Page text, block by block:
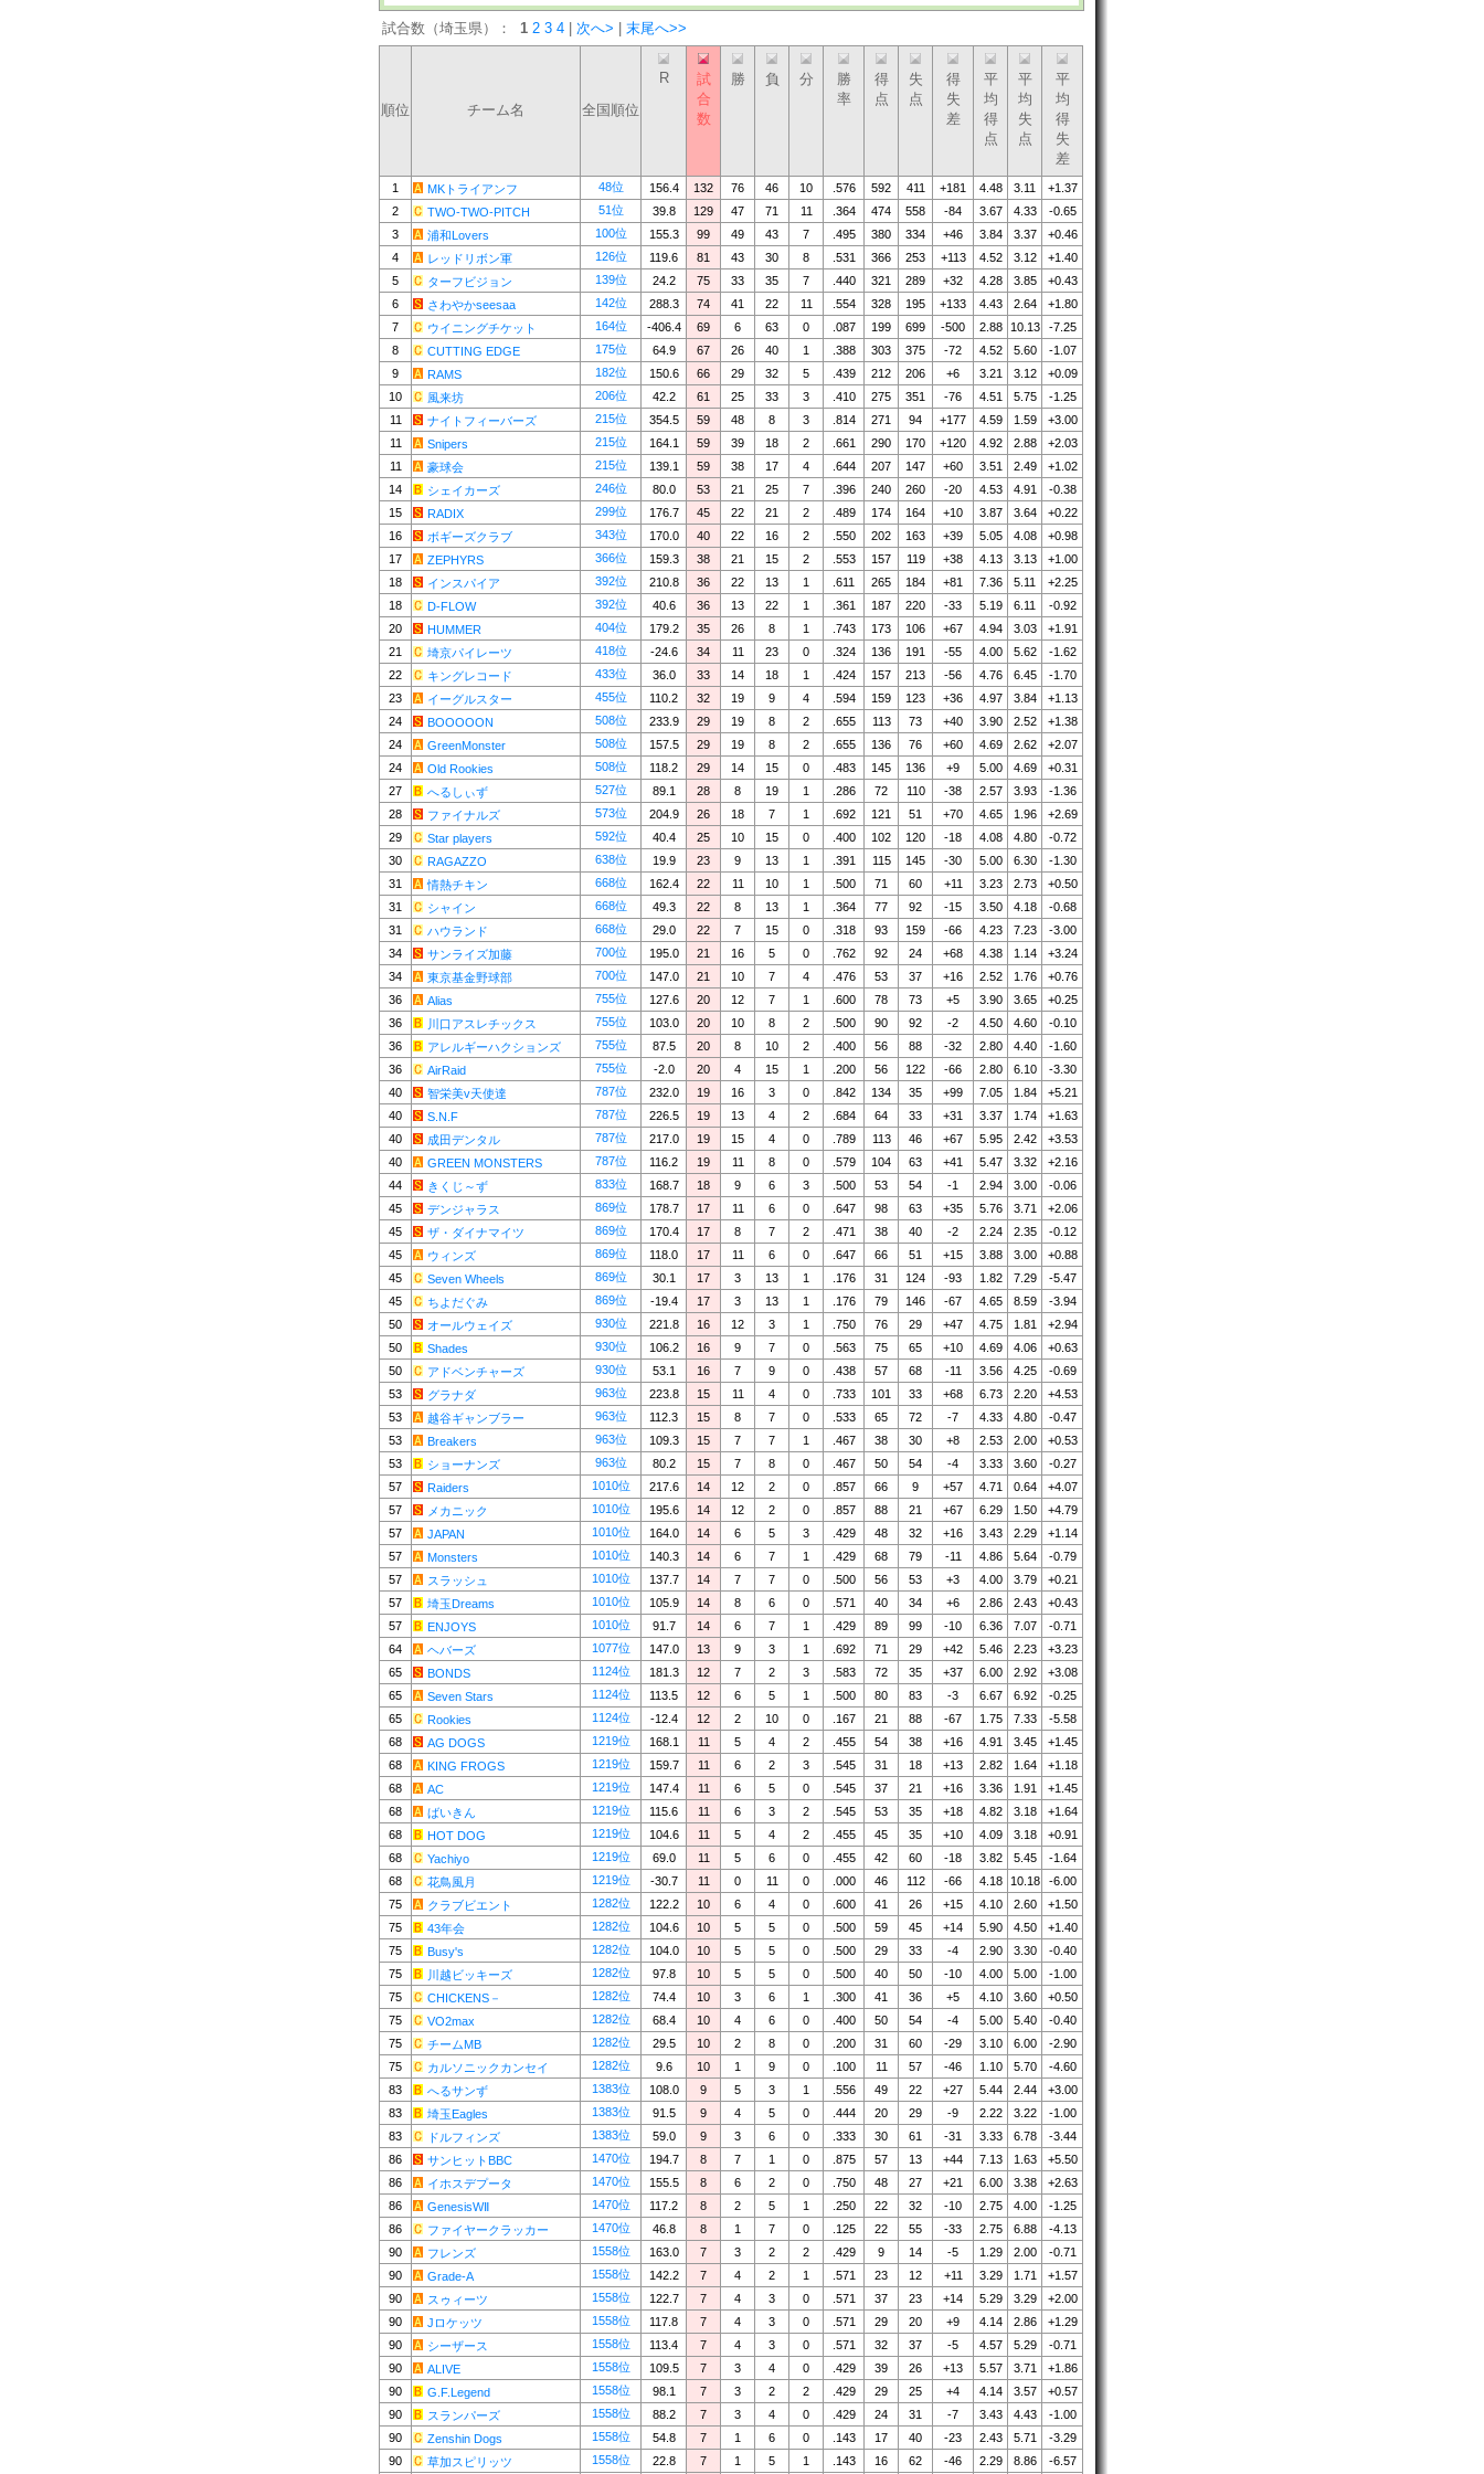
試合数（埼玉県）： 1 2 3 4 次へ> 末尾へ>>
順位 チーム名 全国順位
R
試
合
数
勝 負 分
勝
率
得
点
失
点
得
失
差
平
均
得
点
平
均
失
点
平
均
得
失
差
1 MKトライアンフ 48位 156.4 132 76 46 10 .576 592 411 +181 4.48 3.11
+1.37
2
TWO-TWO-PITCH 51位 39.8 129 47 71 11 .364 474 558 -84 3.67 4.33
-0.65
3
浦和Lovers 100位 155.3 99 49 43 7 .495 380 334 +46 3.84 3.37
+0.46
4
レッドリボン軍 126位 119.6 81 43 30 8 .531 366 253 +113 4.52 3.12
+1.40
5
ターフビジョン 139位 24.2 75 33 35 7 .440 321 289 +32 4.28 3.85
+0.43
6
さわやかseesaa 142位 288.3 74 41 22 11 .554 328 195 +133 4.43 2.64
+1.80
7
ウイニングチケット 164位 -406.4 69 6 63 0 .087 199 699 -500 2.88 10.13
-7.25
8
CUTTING EDGE 175位 64.9 67 26 40 1 .388 303 375 -72 4.52 5.60
-1.07
9
RAMS 182位 150.6 66 29 32 5 .439 212 206 +6 3.21 3.12
+0.09
10
風来坊 206位 42.2 61 25 33 3 .410 275 351 -76 4.51 5.75
-1.25
11
ナイトフィーバーズ 215位 354.5 59 48 8 3 .814 271 94 +177 4.59 1.59
+3.00
11
Snipers 215位 164.1 59 39 18 2 .661 290 170 +120 4.92 2.88
+2.03
11
豪球会 215位 139.1 59 38 17 4 .644 207 147 +60 3.51 2.49
+1.02
14
シェイカーズ 246位 80.0 53 21 25 7 .396 240 260 -20 4.53 4.91
-0.38
15
RADIX 299位 176.7 45 22 21 2 .489 174 164 +10 3.87 3.64
+0.22
16
ボギーズクラブ 343位 170.0 40 22 16 2 .550 202 163 +39 5.05 4.08
+0.98
17
ZEPHYRS 366位 159.3 38 21 15 2 .553 157 119 +38 4.13 3.13
+1.00
18
インスパイア 392位 210.8 36 22 13 1 .611 265 184 +81 7.36 5.11
+2.25
18
D-FLOW 392位 40.6 36 13 22 1 .361 187 220 -33 5.19 6.11
-0.92
20
HUMMER 404位 179.2 35 26 8 1 .743 173 106 +67 4.94 3.03
+1.91
21
埼京パイレーツ 418位 -24.6 34 11 23 0 .324 136 191 -55 4.00 5.62
-1.62
22
キングレコード 433位 36.0 33 14 18 1 .424 157 213 -56 4.76 6.45
-1.70
23
イーグルスター 455位 110.2 32 19 9 4 .594 159 123 +36 4.97 3.84
+1.13
24
BOOOOON 508位 233.9 29 19 8 2 .655 113 73 +40 3.90 2.52
+1.38
24
GreenMonster 508位 157.5 29 19 8 2 .655 136 76 +60 4.69 2.62
+2.07
24
Old Rookies 508位 118.2 29 14 15 0 .483 145 136 +9 5.00 4.69
+0.31
27
へるしぃず 527位 89.1 28 8 19 1 .286 72 110 -38 2.57 3.93
-1.36
28
ファイナルズ 573位 204.9 26 18 7 1 .692 121 51 +70 4.65 1.96
+2.69
29
Star players 592位 40.4 25 10 15 0 .400 102 120 -18 4.08 4.80
-0.72
30
RAGAZZO 638位 19.9 23 9 13 1 .391 115 145 -30 5.00 6.30
-1.30
31
情熱チキン 668位 162.4 22 11 10 1 .500 71 60 +11 3.23 2.73
+0.50
31
シャイン 668位 49.3 22 8 13 1 .364 77 92 -15 3.50 4.18
-0.68
31
ハウランド 668位 29.0 22 7 15 0 .318 93 159 -66 4.23 7.23
-3.00
34
サンライズ加藤 700位 195.0 21 16 5 0 .762 92 24 +68 4.38 1.14
+3.24
34
東京基金野球部 700位 147.0 21 10 7 4 .476 53 37 +16 2.52 1.76
+0.76
36
Alias 755位 127.6 20 12 7 1 .600 78 73 +5 3.90 3.65
+0.25
36
川口アスレチックス 755位 103.0 20 10 8 2 .500 90 92 -2 4.50 4.60
-0.10
36
アレルギーハクションズ 755位 87.5 20 8 10 2 .400 56 88 -32 2.80 4.40
-1.60
36
AirRaid 755位 -2.0 20 4 15 1 .200 56 122 -66 2.80 6.10
-3.30
40
智栄美v天使達 787位 232.0 19 16 3 0 .842 134 35 +99 7.05 1.84
+5.21
40
S.N.F 787位 226.5 19 13 4 2 .684 64 33 +31 3.37 1.74
+1.63
40
成田デンタル 787位 217.0 19 15 4 0 .789 113 46 +67 5.95 2.42
+3.53
40
GREEN MONSTERS 787位 116.2 19 11 8 0 .579 104 63 +41 5.47 3.32
+2.16
44
きくじ～ず 833位 168.7 18 9 6 3 .500 53 54 -1 2.94 3.00
-0.06
45
デンジャラス 869位 178.7 17 11 6 0 .647 98 63 +35 5.76 3.71
+2.06
45
ザ・ダイナマイツ 869位 170.4 17 8 7 2 .471 38 40 -2 2.24 2.35
-0.12
45
ウィンズ 869位 118.0 17 11 6 0 .647 66 51 +15 3.88 3.00
+0.88
45
Seven Wheels 869位 30.1 17 3 13 1 .176 31 124 -93 1.82 7.29
-5.47
45
ちよだぐみ 869位 -19.4 17 3 13 1 .176 79 146 -67 4.65 8.59
-3.94
50
オールウェイズ 930位 221.8 16 12 3 1 .750 76 29 +47 4.75 1.81
+2.94
50
Shades 930位 106.2 16 9 7 0 .563 75 65 +10 4.69 4.06
+0.63
50
アドベンチャーズ 930位 53.1 16 7 9 0 .438 57 68 -11 3.56 4.25
-0.69
53
グラナダ 963位 223.8 15 11 4 0 .733 101 33 +68 6.73 2.20
+4.53
53
越谷ギャンブラー 963位 112.3 15 8 7 0 .533 65 72 -7 4.33 4.80
-0.47
53
Breakers 963位 109.3 15 7 7 1 .467 38 30 +8 2.53 2.00
+0.53
53
ショーナンズ 963位 80.2 15 7 8 0 .467 50 54 -4 3.33 3.60
-0.27
57
Raiders 1010位 217.6 14 12 2 0 .857 66 9 +57 4.71 0.64
+4.07
57
メカニック 1010位 195.6 14 12 2 0 .857 88 21 +67 6.29 1.50
+4.79
57
JAPAN 1010位 164.0 14 6 5 3 .429 48 32 +16 3.43 2.29
+1.14
57
Monsters 1010位 140.3 14 6 7 1 .429 68 79 -11 4.86 5.64
-0.79
57
スラッシュ 1010位 137.7 14 7 7 0 .500 56 53 +3 4.00 3.79
+0.21
57
埼玉Dreams 1010位 105.9 14 8 6 0 .571 40 34 +6 2.86 2.43
+0.43
57
ENJOYS 1010位 91.7 14 6 7 1 .429 89 99 -10 6.36 7.07
-0.71
64
ヘバーズ 1077位 147.0 13 9 3 1 .692 71 29 +42 5.46 2.23
+3.23
65
BONDS 1124位 181.3 12 7 2 3 .583 72 35 +37 6.00 2.92
+3.08
65
Seven Stars 1124位 113.5 12 6 5 1 .500 80 83 -3 6.67 6.92
-0.25
65
Rookies 1124位 -12.4 12 2 10 0 .167 21 88 -67 1.75 7.33
-5.58
68
AG DOGS 1219位 168.1 11 5 4 2 .455 54 38 +16 4.91 3.45
+1.45
68
KING FROGS 1219位 159.7 11 6 2 3 .545 31 18 +13 2.82 1.64
+1.18
68
AC 1219位 147.4 11 6 5 0 .545 37 21 +16 3.36 1.91
+1.45
68
ばいきん 1219位 115.6 11 6 3 2 .545 53 35 +18 4.82 3.18
+1.64
68
HOT DOG 1219位 104.6 11 5 4 2 .455 45 35 +10 4.09 3.18
+0.91
68
Yachiyo 1219位 69.0 11 5 6 0 .455 42 60 -18 3.82 5.45
-1.64
68
花鳥風月 1219位 -30.7 11 0 11 0 .000 46 112 -66 4.18 10.18
-6.00
75
クラブビエント 1282位 122.2 10 6 4 0 .600 41 26 +15 4.10 2.60
+1.50
75
43年会 1282位 104.6 10 5 5 0 .500 59 45 +14 5.90 4.50
+1.40
75
Busy's 1282位 104.0 10 5 5 0 .500 29 33 -4 2.90 3.30
-0.40
75
川越ビッキーズ 1282位 97.8 10 5 5 0 .500 40 50 -10 4.00 5.00
-1.00
75
CHICKENS－ 1282位 74.4 10 3 6 1 .300 41 36 +5 4.10 3.60
+0.50
75
VO2max 1282位 68.4 10 4 6 0 .400 50 54 -4 5.00 5.40
-0.40
75
チームMB 1282位 29.5 10 2 8 0 .200 31 60 -29 3.10 6.00
-2.90
75
カルソニックカンセイ 1282位 9.6 10 1 9 0 .100 11 57 -46 1.10 5.70
-4.60
83
へるサンず 1383位 108.0 9 5 3 1 .556 49 22 +27 5.44 2.44
+3.00
83
埼玉Eagles 1383位 91.5 9 4 5 0 .444 20 29 -9 2.22 3.22
-1.00
83
ドルフィンズ 1383位 59.0 9 3 6 0 .333 30 61 -31 3.33 6.78
-3.44
86
サンヒットBBC 1470位 194.7 8 7 1 0 .875 57 13 +44 7.13 1.63
+5.50
86
イホスデプータ 1470位 155.5 8 6 2 0 .750 48 27 +21 6.00 3.38
+2.63
86
GenesisWⅡ 1470位 117.2 8 2 5 1 .250 22 32 -10 2.75 4.00
-1.25
86
ファイヤークラッカー 1470位 46.8 8 1 7 0 .125 22 55 -33 2.75 6.88
-4.13
90
フレンズ 1558位 163.0 7 3 2 2 .429 9 14 -5 1.29 2.00
-0.71
90
Grade-A 1558位 142.2 7 4 2 1 .571 23 12 +11 3.29 1.71
+1.57
90
スゥィーツ 1558位 122.7 7 4 3 0 .571 37 23 +14 5.29 3.29
+2.00
90
Jロケッツ 1558位 117.8 7 4 3 0 .571 29 20 +9 4.14 2.86
+1.29
90
シーザース 1558位 113.4 7 4 3 0 .571 32 37 -5 4.57 5.29
-0.71
90
ALIVE 1558位 109.5 7 3 4 0 .429 39 26 +13 5.57 3.71
+1.86
90
G.F.Legend 1558位 98.1 7 3 2 2 .429 29 25 +4 4.14 3.57
+0.57
90
スランパーズ 1558位 88.2 7 3 4 0 .429 24 31 -7 3.43 4.43
-1.00
90
Zenshin Dogs 1558位 54.8 7 1 6 0 .143 17 40 -23 2.43 5.71
-3.29
90
草加スピリッツ 1558位 22.8 7 1 5 1 .143 16 62 -46 2.29 8.86 -6.57